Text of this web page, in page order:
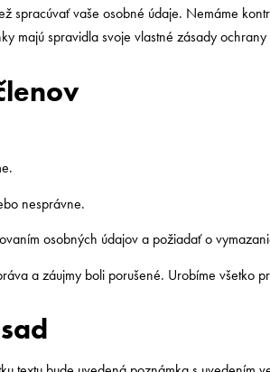
spracúvať vaše osobné údaje. Nemáme
majú spravidla svoje vlastné zásady
nesprávne.
osobných údajov a požiadať o
a záujmy boli porušené. Urobíme všetko